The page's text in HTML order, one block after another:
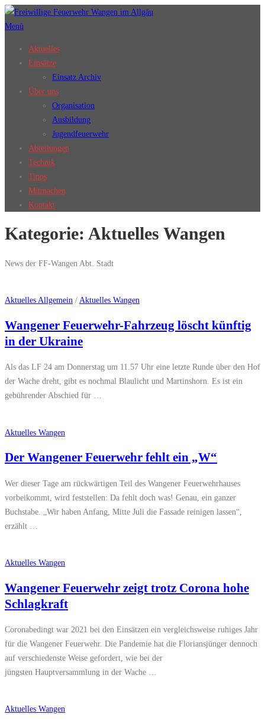
Zum
Inhalt
Menü
Aktuelles
Einsätze
Einsatz Archiv
Über uns
Organisation
Ausbildung
Jugendfeuerwehr
Abteilungen
Technik
Tipps
Mitmachen
Kontakt
Kategorie: Aktuelles Wangen
News der FF-Wangen Abt. Stadt
Aktuelles Allgemein /Aktuelles Wangen
Wangener Feuerwehr-Fahrzeug löscht künftig
in der Ukraine
Als das LF 24 am Donnerstag um 11.57 Uhr eine letzte Runde über den Hof
der Wache dreht, gibt es nochmal Blaulicht und Martinshorn. Es ist ein
gebührender Abschied für …
Aktuelles Wangen
Der Wangener Feuerwehr fehlt ein „W“
Wer dieser Tage am rückwärtigen Teil des Wangener Feuerwehrhauses
vorbeikommt, wird feststellen: Da fehlt doch was! Genau, ein ganzer
Buchstabe. „Wir haben Anfang, Mitte Juli die Fassade reinigen lassen“,
erzählt …
Aktuelles Wangen
Wangener Feuerwehr zeigt trotz Corona hohe
Schlagkraft
Coronabedingt war 2021 bei den Einsätzen ein vergleichsweise ruhiges Jahr
für die Wangener Feuerwehr. Die Pandemie hat die Floriansjünger dennoch
auf verschiedenste Weise gefordert, wie bei der
jüngsten Hauptversammlung in der Wache …
Aktuelles Wangen